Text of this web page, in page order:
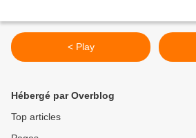
< Play
Hébergé par Overblog
Top articles